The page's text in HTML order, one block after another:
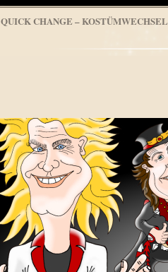
QUICK CHANGE – KOSTÜMWECHSEL